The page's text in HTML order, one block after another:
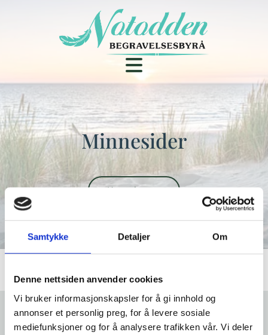
Samtykke Detaljer Om
Denne nettsiden anvender cookies
Vi bruker informasjonskapsler for å gi innhold og
annonser et personlig preg, for å levere sosiale
mediefunksjoner og for å analysere trafikken vår. Vi deler
Minnesider
Kontakt oss